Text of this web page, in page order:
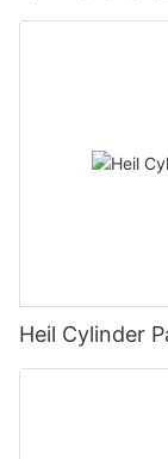
Heil Cylinder